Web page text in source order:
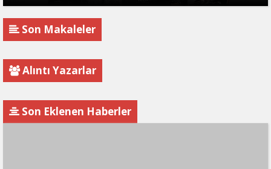
Son Makaleler
Alıntı Yazarlar
Son Eklenen Haberler